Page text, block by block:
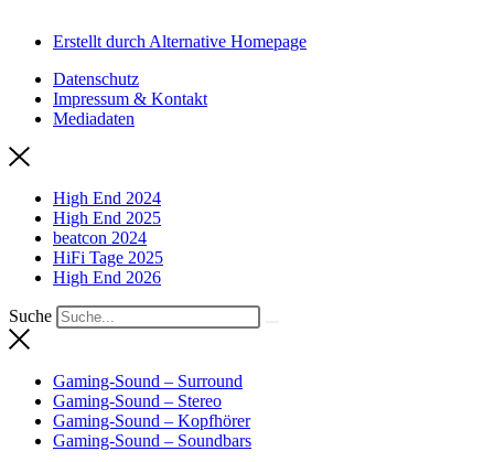
Erstellt durch Alternative Homepage
Datenschutz
Impressum & Kontakt
Mediadaten
High End 2024
High End 2025
beatcon 2024
HiFi Tage 2025
High End 2026
Suche
Gaming-Sound – Surround
Gaming-Sound – Stereo
Gaming-Sound – Kopfhörer
Gaming-Sound – Soundbars